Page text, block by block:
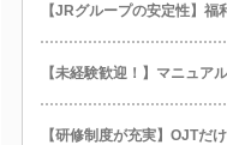
【JRグループの安定性】福
【未経験歓迎！】マニュア
【研修制度が充実】OJTだ